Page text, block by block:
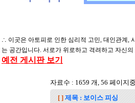
∴ 이곳은 아토피로 인한 심리적 고민, 대인관계,
는 공간입니다. 서로가 위로하고 격려하고 자신
예전 게시판 보기
자료수 : 1659 개, 56 페이지
[ ] 제목 : 보이스 피싱